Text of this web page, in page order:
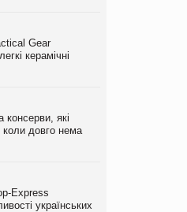
Gear
керамічні
консерви, які
коли довго нема
Express
українських